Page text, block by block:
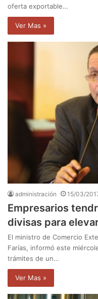
oferta exportable…
Ver Mas »
administración 15/03/
Empresarios
divisas para
El ministro de Comercio
Farías, informó este
trámites de un…
Ver Mas »